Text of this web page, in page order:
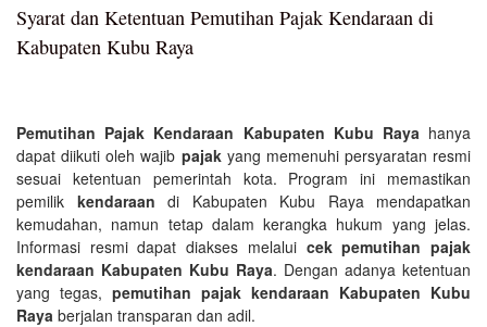
Syarat dan Ketentuan Pemutihan Pajak Kendaraan di
Kabupaten Kubu Raya
Pemutihan Pajak Kendaraan Kabupaten Kubu Rayahanya
dapat diikuti oleh wajib pajakyang memenuhi persyaratan resmi
sesuai ketentuan pemerintah kota. Program ini memastikan
pemilik kendaraan di Kabupaten Kubu Raya mendapatkan
kemudahan, namun tetap dalam kerangka hukum yang jelas.
Informasi resmi dapat diakses melalui cek pemutihan pajak
kendaraan Kabupaten Kubu Raya. Dengan adanya ketentuan
yang tegas, pemutihan pajak kendaraan Kabupaten Kubu
Raya berjalan transparan dan adil.